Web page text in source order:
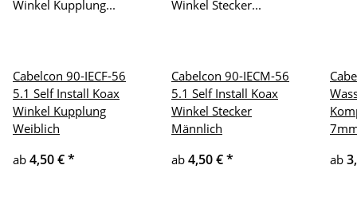
Cabelcon 90-IECF-56
5.1 Self Install Koax
Winkel Kupplung
Weiblich
ab 4,50 €*
Cabelcon 90-IECM-56
5.1 Self Install Koax
Winkel Stecker
Männlich
ab 4,50 €*
ab